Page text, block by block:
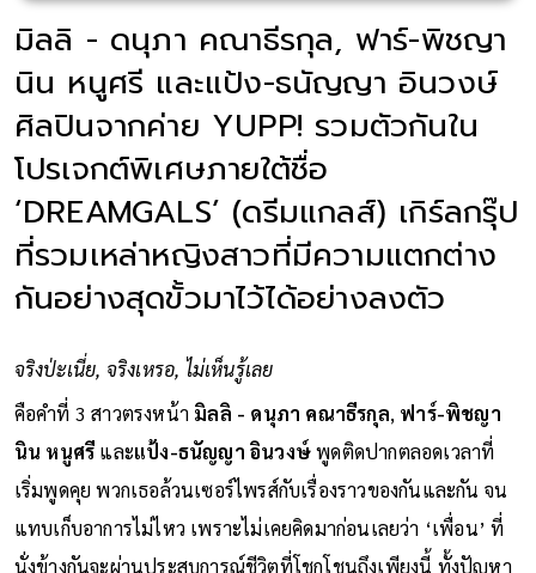
มิลลิ - ดนุภา คณาธีรกุล, ฟาร์-พิชญา
นิน หนูศรี และแป้ง-ธนัญญา อินวงษ์
ศิลปินจากค่าย YUPP! รวมตัวกันใน
โปรเจกต์พิเศษภายใต้ชื่อ
‘DREAMGALS’ (ดรีมแกลส์) เกิร์ลกรุ๊ป
ที่รวมเหล่าหญิงสาวที่มีความแตกต่าง
กันอย่างสุดขั้วมาไว้ได้อย่างลงตัว
จริงป่ะเนี่ย, จริงเหรอ, ไม่เห็นรู้เลย
คือคำที่ 3 สาวตรงหน้า มิลลิ - ดนุภา คณาธีรกุล, ฟาร์-พิชญา
นิน หนูศรี และแป้ง-ธนัญญา อินวงษ์พูดติดปากตลอดเวลาที่
เริ่มพูดคุย พวกเธอล้วนเซอร์ไพรส์กับเรื่องราวของกันและกัน จน
แทบเก็บอาการไม่ไหว เพราะไม่เคยคิดมาก่อนเลยว่า ‘เพื่อน’ ที่
นั่งข้างกันจะผ่านประสบการณ์ชีวิตที่โชกโชนถึงเพียงนี้ ทั้งปัญหา